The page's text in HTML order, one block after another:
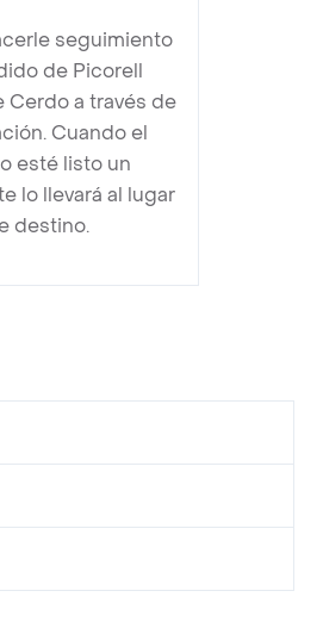
seguimiento
de Picorell
Cerdo a través de
Cuando el
esté listo un
lo llevará al lugar
destino.